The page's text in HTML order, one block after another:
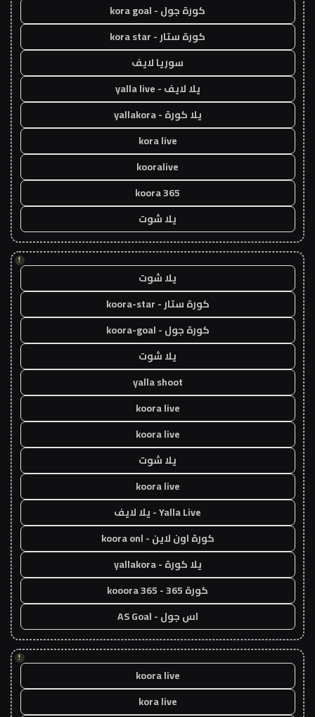
كورة جول - kora goal
كورة ستار - kora star
سوريا لايف
يلا لايف - yalla live
يلا كورة - yallakora
kora live
kooralive
koora 365
يلا شوت
!
يلا شوت
كورة ستار - koora-star
كورة جول - koora-goal
يلا شوت
yalla shoot
koora live
koora live
يلا شوت
koora live
Yalla Live - يلا لايف
كورة اون لاين - koora onl
يلا كورة - yallakora
كورة 365 - kooora 365
اس جول - AS Goal
!
koora live
kora live